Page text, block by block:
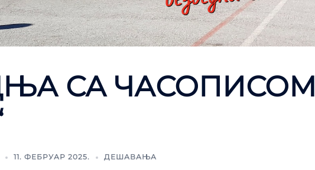
СА ЧАСОПИСОМ
11. ФЕБРУАР 2025. ДЕШАВАЊА